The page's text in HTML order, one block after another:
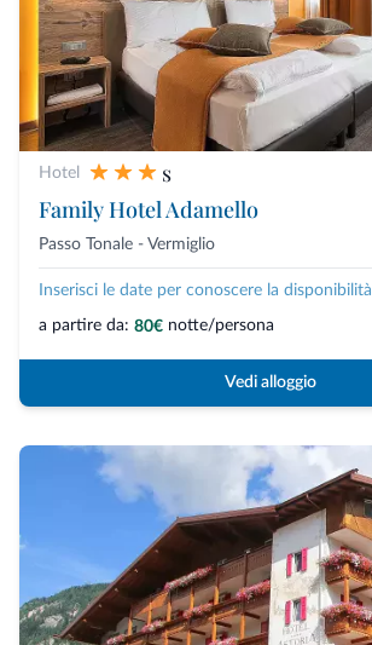
Hotel
s
Family Hotel Adamello
Passo Tonale - Vermiglio
Inserisci le date per conoscere la disponibilità
a partire da: 80€ notte/persona
Vedi alloggio